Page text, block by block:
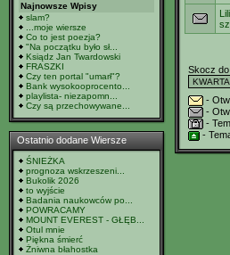
Najnowsze Wpisy
slam?
...moje wiersze
Co to jest poezja?
"Na początku było sł...
Ksiądz Jan Twardowski
FRASZKI
Czy ten portal "umarł"?
Bank wysokooprocento...
playlista- niezapomn...
Czy są przechowywane...
Ostatnio dodane Wiersze
ŚNIEŻKA
prognoza wskrzeszeni...
Bukolik 2026
to wyjście
Badania naukowców po...
POWRACAMY
MOUNT EVEREST - GŁĘB...
Otul mnie
Piękna śmierć
Żniwna błahostka
Skocz
-
-
-
-